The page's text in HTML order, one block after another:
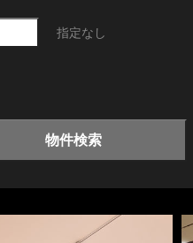
指定なし
物件検索